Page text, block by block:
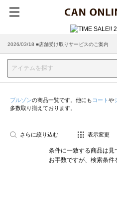
2026/03/18 ■店舗受け取りサービスのご案内
ブルゾンの商品一覧です。他にも コート や
多数取り揃えております。
さらに絞り込む 表示変更
条件に一致する商品は見
お手数ですが、検索条件